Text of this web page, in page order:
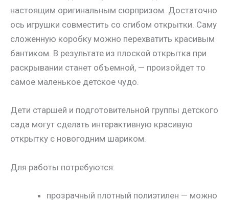
настоящим оригинальным сюрпризом. Достаточно
ось игрушки совместить со сгибом открытки. Саму
сложенную коробку можно перехватить красивым
бантиком. В результате из плоской открытка при
раскрывании станет объемной, — произойдет то
самое маленькое детское чудо.
Дети старшей и подготовительной группы детского
сада могут сделать интерактивную красивую
открытку с новогодним шариком.
Для работы потребуются:
прозрачный плотный полиэтилен — можно